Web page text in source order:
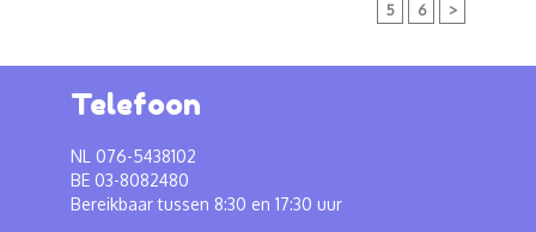
5
6 >
Telefoon
NL 076-5438102
BE 03-8082480
Bereikbaar tussen 8:30 en 17:30 uur